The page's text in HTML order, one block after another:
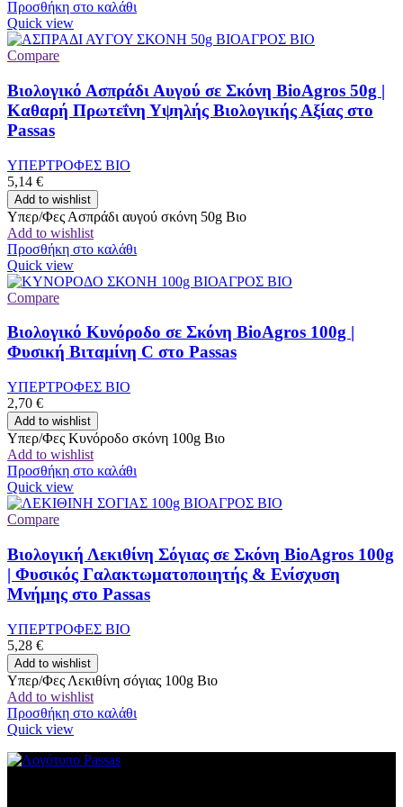
Προσθήκη στο καλάθι
Quick view
Compare
Βιολογικό Ασπράδι Αυγού σε Σκόνη BioAgros 50g |
Καθαρή Πρωτεΐνη Υψηλής Βιολογικής Αξίας στο
Passas
ΥΠΕΡΤΡΟΦΕΣ ΒΙΟ
5,14 €
Add to wishlist
Υπερ/Φες Ασπράδι αυγού σκόνη 50g Βιο
Add to wishlist
Προσθήκη στο καλάθι
Quick view
Compare
Βιολογικό Κυνόροδο σε Σκόνη BioAgros 100g |
Φυσική Βιταμίνη C στο Passas
ΥΠΕΡΤΡΟΦΕΣ ΒΙΟ
2,70 €
Add to wishlist
Υπερ/Φες Κυνόροδο σκόνη 100g Βιο
Add to wishlist
Προσθήκη στο καλάθι
Quick view
Compare
Βιολογική Λεκιθίνη Σόγιας σε Σκόνη BioAgros 100g
| Φυσικός Γαλακτωματοποιητής & Ενίσχυση
Μνήμης στο Passas
ΥΠΕΡΤΡΟΦΕΣ ΒΙΟ
5,28 €
Add to wishlist
Υπερ/Φες Λεκιθίνη σόγιας 100g Βιο
Add to wishlist
Προσθήκη στο καλάθι
Quick view